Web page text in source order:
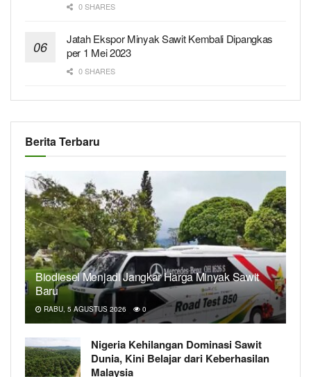
0 SHARES
Jatah Ekspor Minyak Sawit Kembali Dipangkas
per 1 Mei 2023
0 SHARES
Berita Terbaru
Biodiesel Menjadi Jangkar Harga Minyak Sawit
Baru
RABU, 5 AGUSTUS 2026 0
Nigeria Kehilangan Dominasi Sawit
Dunia, Kini Belajar dari Keberhasilan
Malaysia